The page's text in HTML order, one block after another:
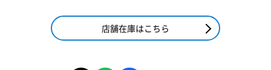
店舗在庫はこちら